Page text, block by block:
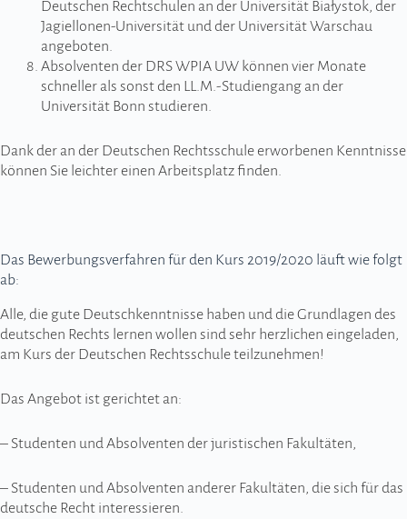
Deutschen Rechtschulen an der Universität Białystok, der
Jagiellonen-Universität und der Universität Warschau
angeboten.
Absolventen der DRS WPIA UW können vier Monate
schneller als sonst den LL.M.-Studiengang an der
Universität Bonn studieren.
Dank der an der Deutschen Rechtsschule erworbenen Kenntnisse
können Sie leichter einen Arbeitsplatz finden.
Das Bewerbungsverfahren für den Kurs 2019/2020 läuft wie folgt
ab:
Alle, die gute Deutschkenntnisse haben und die Grundlagen des
deutschen Rechts lernen wollen sind sehr herzlichen eingeladen,
am Kurs der Deutschen Rechtsschule teilzunehmen!
Das Angebot ist gerichtet an:
– Studenten und Absolventen der juristischen Fakultäten,
– Studenten und Absolventen anderer Fakultäten, die sich für das
deutsche Recht interessieren.